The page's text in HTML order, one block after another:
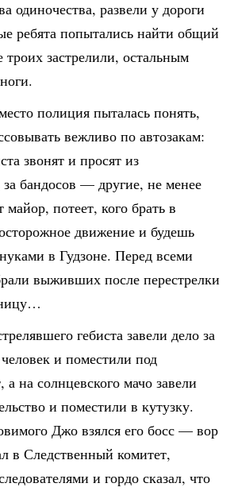
одиночества, развели у дороги
ребята попытались найти общий
троих застрелили, остальным
полиция пыталась понять,
вежливо по автозакам:
звонят и просят из
бандосов — другие, не менее
майор, потеет, кого брать в
движение и будешь
в Гудзоне. Перед всеми
выживших после перестрелки
гебиста завели дело за
и поместили под
на солнцевского мачо завели
и поместили в кутузку.
Джо взялся его босс — вор
в Следственный комитет,
и гордо сказал, что